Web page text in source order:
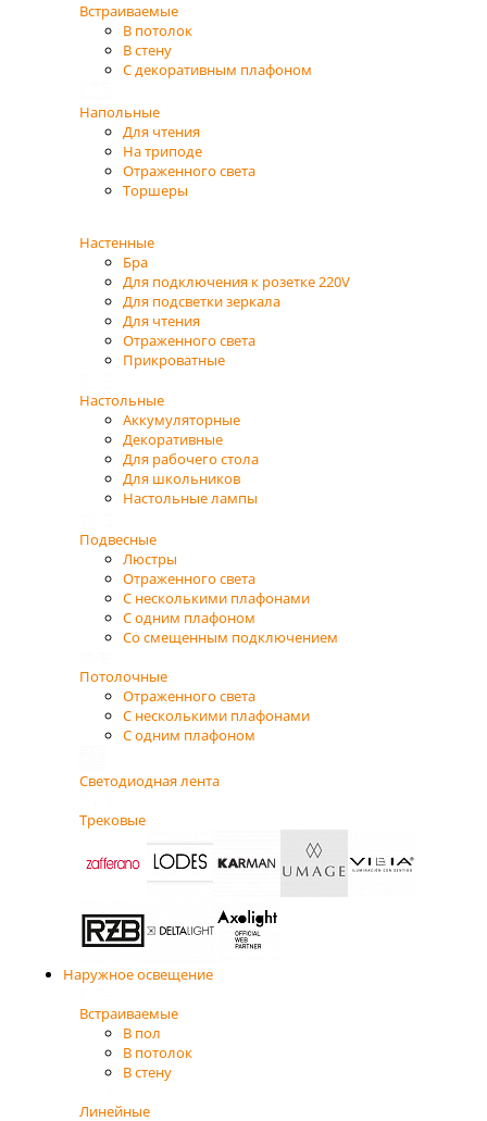
Встраиваемые
В потолок
В стену
С декоративным плафоном
Напольные
Для чтения
На триподе
Отраженного света
Торшеры
Настенные
Бра
Для подключения к розетке 220V
Для подсветки зеркала
Для чтения
Отраженного света
Прикроватные
Настольные
Аккумуляторные
Декоративные
Для рабочего стола
Для школьников
Настольные лампы
Подвесные
Люстры
Отраженного света
С несколькими плафонами
С одним плафоном
Со смещенным подключением
Потолочные
Отраженного света
С несколькими плафонами
С одним плафоном
Светодиодная лента
Трековые
Наружное освещение
Встраиваемые
В пол
В потолок
В стену
Линейные